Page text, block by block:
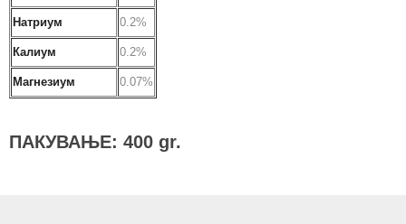
Натриум 0.2%
Калиум 0.2%
Магнезиум 0.07%
ПАКУВАЊЕ: 400 gr.